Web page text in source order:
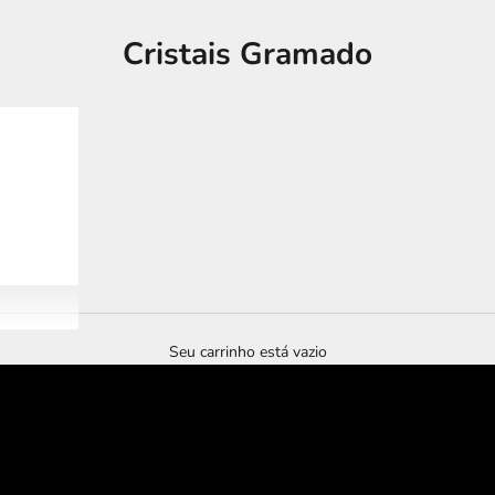
Cristais Gramado
Seu carrinho está vazio
tour imersivo